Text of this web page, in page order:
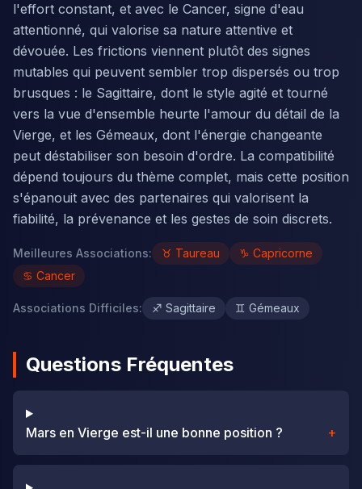
l'effort constant, et avec le Cancer, signe d'eau
attentionné, qui valorise sa nature attentive et
dévouée. Les frictions viennent plutôt des signes
mutables qui peuvent sembler trop dispersés ou trop
brusques : le Sagittaire, dont le style agité et tourné
vers la vue d'ensemble heurte l'amour du détail de la
Vierge, et les Gémeaux, dont l'énergie changeante
peut déstabiliser son besoin d'ordre. La compatibilité
dépend toujours du thème complet, mais cette position
s'épanouit avec des partenaires qui valorisent la
fiabilité, la prévenance et les gestes de soin discrets.
Meilleures Associations: ♉ Taureau ♑ Capricorne
♋ Cancer
Associations Difficiles: ♐ Sagittaire ♊ Gémeaux
Questions Fréquentes
Mars en Vierge est-il une bonne position ? +